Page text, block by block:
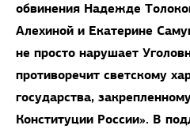
обвинения Надежде
Алехиной и Екатерине
не просто нарушает
противоречит светскому
государства,
Конституции России». В